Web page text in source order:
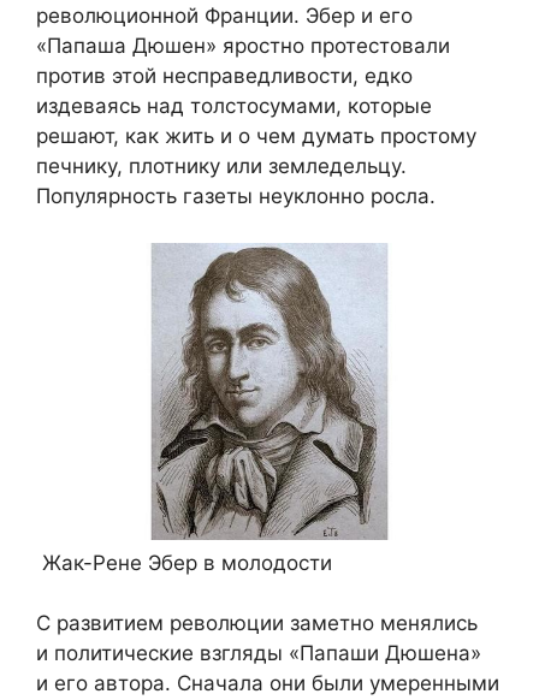
революционной Франции. Эбер и его
«Папаша Дюшен» яростно протестовали
против этой несправедливости, едко
издеваясь над толстосумами, которые
решают, как жить и о чем думать простому
печнику, плотнику или земледельцу.
Популярность газеты неуклонно росла.
Жак-Рене Эбер в молодости
С развитием революции заметно менялись
и политические взгляды «Папаши Дюшена»
и его автора. Сначала они были умеренными